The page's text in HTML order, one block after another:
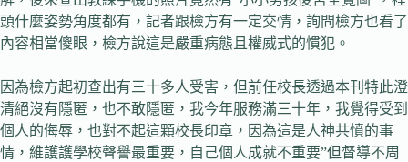
頭什麼姿勢角度都有，記者跟檢方有一定交情，詢問檢方也看了
內容相當傻眼，檢方說這是嚴重病態且權威式的慣犯。
因為檢方起初查出有三十多人受害，但前任校長透過本刊特此澄
清絕沒有隱匿，也不敢隱匿，我今年服務滿三十年，我覺得受到
個人的侮辱，也對不起這顆校長印章，因為這是人神共憤的事
情，維護護學校聲譽最重要，自己個人成就不重要”但督導不周